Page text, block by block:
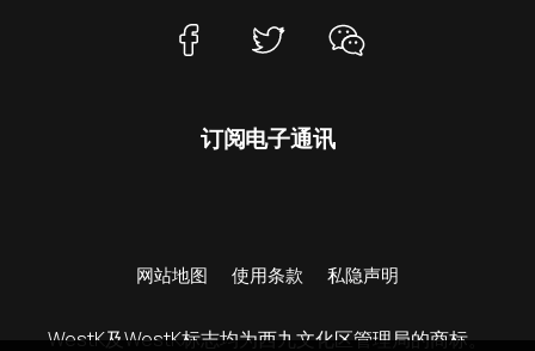
订阅电子通讯
网站地图 使用条款 私隐声明
WestK及WestK标志均为西九文化区管理局的商标。